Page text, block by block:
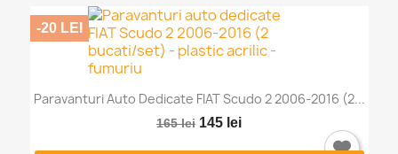
Paravanturi Auto Dedicate FIAT Scudo 2 2006-2016 (2...
165 lei 145 lei
-20 LEI